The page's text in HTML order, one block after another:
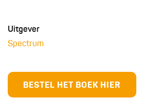
Uitgever
Spectrum
BESTEL HET BOEK HIER